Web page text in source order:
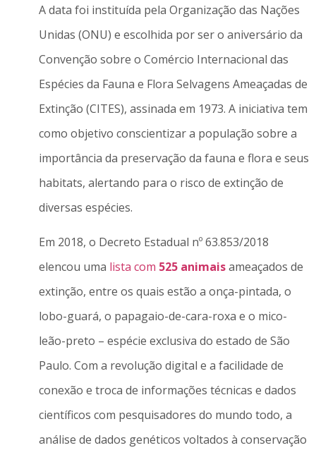
A data foi instituída pela Organização das Nações
Unidas (ONU) e escolhida por ser o aniversário da
Convenção sobre o Comércio Internacional das
Espécies da Fauna e Flora Selvagens Ameaçadas de
Extinção (CITES), assinada em 1973. A iniciativa tem
como objetivo conscientizar a população sobre a
importância da preservação da fauna e flora e seus
habitats, alertando para o risco de extinção de
diversas espécies.
Em 2018, o Decreto Estadual nº 63.853/2018
elencou uma lista com 525 animaisameaçados de
extinção, entre os quais estão a onça-pintada, o
lobo-guará, o papagaio-de-cara-roxa e o mico-
leão-preto – espécie exclusiva do estado de São
Paulo. Com a revolução digital e a facilidade de
conexão e troca de informações técnicas e dados
científicos com pesquisadores do mundo todo, a
análise de dados genéticos voltados à conservação